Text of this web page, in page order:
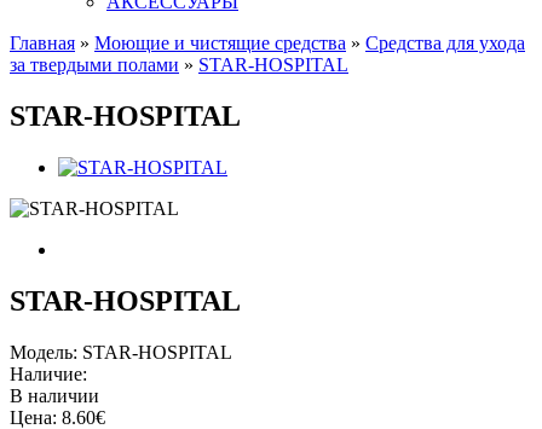
Главная » Моющие и чистящие средства » Средства для ухода
за твердыми полами » STAR-HOSPITAL
STAR-HOSPITAL
STAR-HOSPITAL
Модель: STAR-HOSPITAL
Наличие:
В наличии
Цена: 8.60€